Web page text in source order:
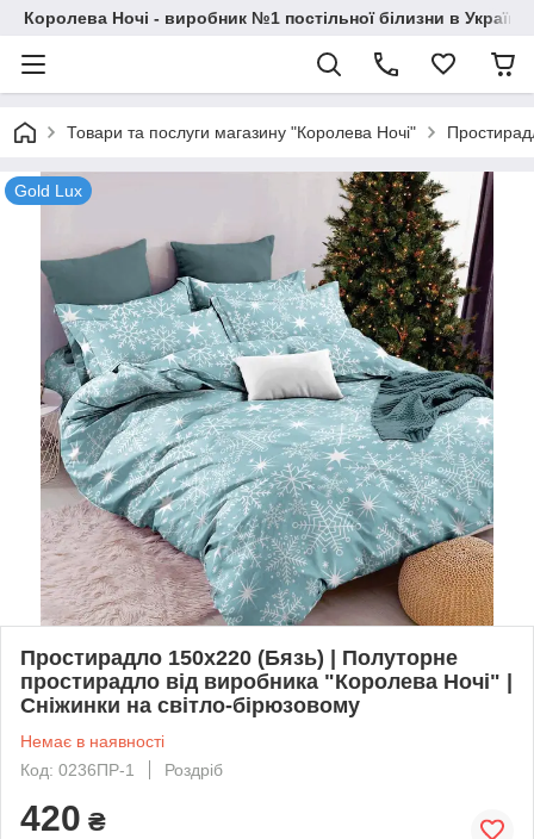
Королева Ночі - виробник №1 постільної білизни в Україні
Товари та послуги магазину "Королева Ночі"
Gold Lux
Простирадло 150х220 (Бязь) | Полуторне
простирадло від виробника "Королева Ночі" |
Сніжинки на світло-бірюзовому
Немає в наявності
Код: 0236ПР-1
Роздріб
420 ₴